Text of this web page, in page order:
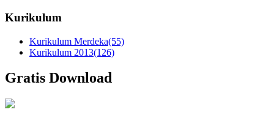
Kurikulum
Kurikulum Merdeka(55)
Kurikulum 2013(126)
Gratis Download